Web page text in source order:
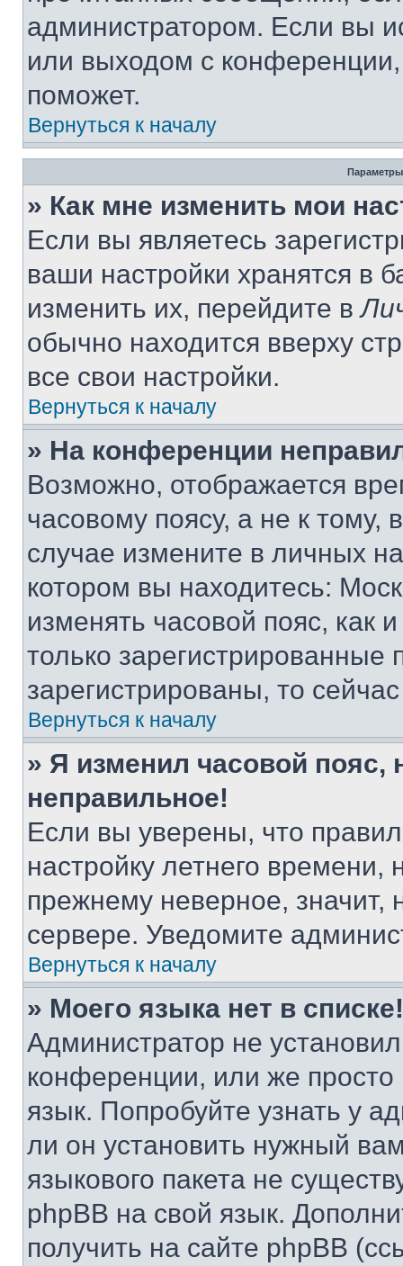
администратором. Если вы
или выходом с
поможет.
Вернуться к началу
Параметры
» Как мне изменить мои
Если вы являетесь
ваши настройки хранятся в
изменить их, перейдите в
обычно находится вверху
все свои настройки.
Вернуться к началу
» На конференции
Возможно, отображается
часовому поясу, а не к тому,
случае измените в личных
котором вы находитесь:
изменять часовой пояс, как
только
зарегистрированы, то
Вернуться к началу
» Я изменил часовой пояс,
неправильное!
Если вы уверены, что
настройку летнего
прежнему неверное, значит,
сервере. Уведомите
Вернуться к началу
» Моего языка нет в списке!
Администратор не
конференции, или же
язык. Попробуйте узнать у
ли он установить нужный
языкового пакета не
phpBB на свой язык.
получить на сайте phpBB